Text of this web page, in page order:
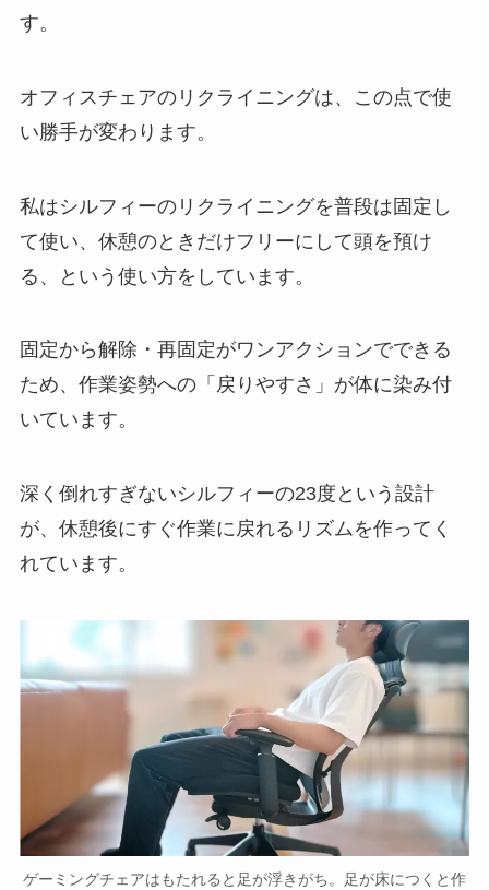
す。
オフィスチェアのリクライニングは、この点で使
い勝手が変わります。
私はシルフィーのリクライニングを普段は固定し
て使い、休憩のときだけフリーにして頭を預け
る、という使い方をしています。
固定から解除・再固定がワンアクションでできる
ため、作業姿勢への「戻りやすさ」が体に染み付
いています。
深く倒れすぎないシルフィーの23度という設計
が、休憩後にすぐ作業に戻れるリズムを作ってく
れています。
ゲーミングチェアはもたれると足が浮きがち。足が床につくと作